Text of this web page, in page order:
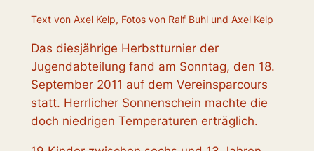
Text von Axel Kelp, Fotos von Ralf Buhl und Axel Kelp
Das diesjährige Herbstturnier der
Jugendabteilung fand am Sonntag, den 18.
September 2011 auf dem Vereinsparcours
statt. Herrlicher Sonnenschein machte die
doch niedrigen Temperaturen erträglich.